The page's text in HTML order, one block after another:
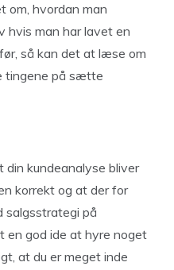
om, hvordan man
hvis man har lavet en
så kan det at læse om
tingene på sætte
din kundeanalyse bliver
korrekt og at der for
salgsstrategi på
en god ide at hyre noget
at du er meget inde